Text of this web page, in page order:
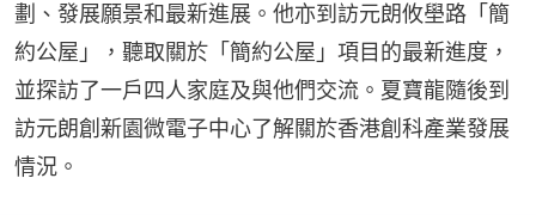
劃、發展願景和最新進展。他亦到訪元朗攸壆路「簡
約公屋」，聽取關於「簡約公屋」項目的最新進度，
並探訪了一戶四人家庭及與他們交流。夏寶龍隨後到
訪元朗創新園微電子中心了解關於香港創科產業發展
情況。